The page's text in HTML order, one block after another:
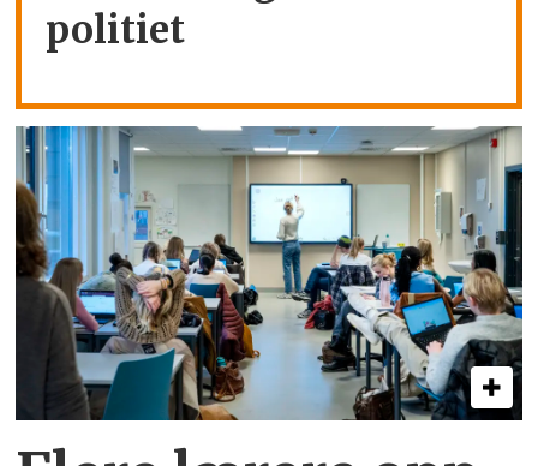
politiet